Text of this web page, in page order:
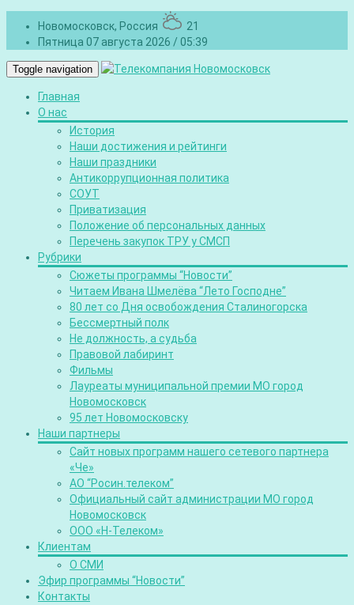
Новомосковск, Россия
21
Пятница 07 августа 2026 / 05:39
Toggle navigation
Главная
О нас
История
Наши достижения и рейтинги
Наши праздники
Антикоррупционная политика
СОУТ
Приватизация
Положение об персональных данных
Перечень закупок ТРУ у СМСП
Рубрики
Сюжеты программы “Новости”
Читаем Ивана Шмелёва “Лето Господне”
80 лет со Дня освобождения Сталиногорска
Бессмертный полк
Не должность, а судьба
Правовой лабиринт
Фильмы
Лауреаты муниципальной премии МО город
Новомосковск
95 лет Новомосковску
Наши партнеры
Сайт новых программ нашего сетевого партнера
«Че»
АО “Росин.телеком”
Официальный сайт администрации МО город
Новомосковск
ООО «Н-Телеком»
Клиентам
О СМИ
Эфир программы “Новости”
Контакты